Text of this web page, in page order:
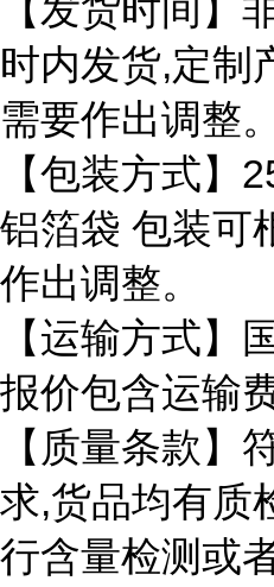
【发货时间】
时内发货,定制
需要作出调整。
【包装方式】
铝箔袋 包装可
作出调整。
【运输方式】
报价包含运输
【质量条款】
求,货品均有质
行含量检测或